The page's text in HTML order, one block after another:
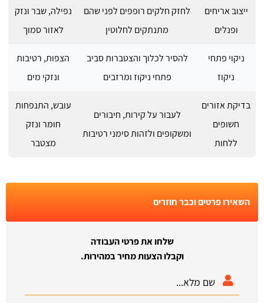
ייצוב אריחים
ופנלים
לחזק חלקים רופפים לפני שהם
מתנתקים לחלוטין
נפילה, שבר ונזק
לאזור סמוך
ניקוי פתחי
ניקוז
להסיר לכלוך והצטברות סביב
פתחי ניקוז ומרזבים
הצפות, רטיבות
ונזקי מים
בדיקת אזורים
חשופים
ללחות
לעבור על קירות, חיבורים
ומשקופים ולזהות סימני רטיבות
עובש, התנפחות
חומר ונזק
מצטבר
השאירו פרטים וכבר חוזרים
שלחו את פרטי העבודה
וקבלו הצעות מחיר במהירות.